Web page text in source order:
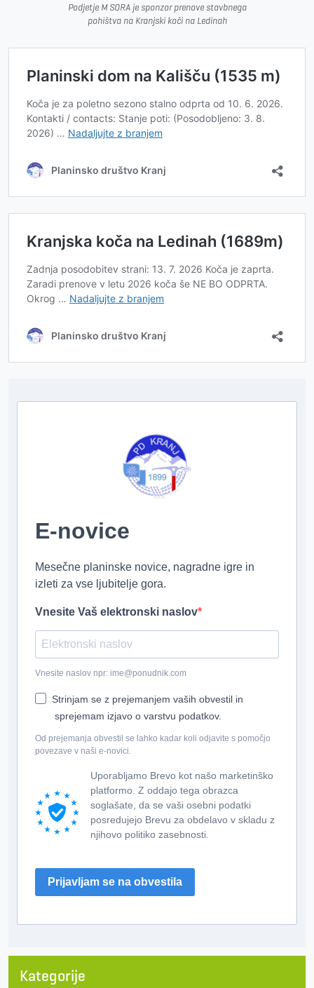
Podjetje M SORA je sponzor prenove stavbnega
pohištva na Kranjski koči na Ledinah
E-novice
Mesečne planinske novice, nagradne igre in
izleti za vse ljubitelje gora.
Vnesite Vaš elektronski naslov
Vnesite naslov npr: ime@ponudnik.com
Strinjam se z prejemanjem vaših obvestil in
sprejemam izjavo o varstvu podatkov.
Od prejemanja obvestil se lahko kadar koli odjavite s pomočjo
povezave v naši e-novici.
Uporabljamo Brevo kot našo marketinško
platformo. Z oddajo tega obrazca
soglašate, da se vaši osebni podatki
posredujejo Brevu za obdelavo v skladu z
njihovo politiko zasebnosti.
Prijavljam se na obvestila
Kategorije